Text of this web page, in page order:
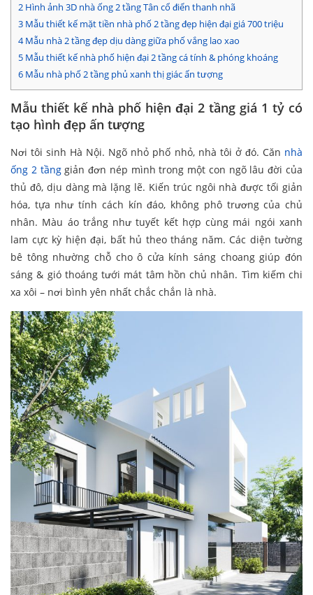
2 Hình ảnh 3D nhà ống 2 tầng Tân cổ điển thanh nhã
3 Mẫu thiết kế mặt tiền nhà phố 2 tầng đẹp hiện đại giá 700 triệu
4Mẫu nhà 2 tầng đẹp dịu dàng giữa phố vắng lao xao
5 Mẫu thiết kế nhà phố hiện đại 2 tầng cá tính & phóng khoáng
6 Mẫu nhà phố 2 tầng phủ xanh thị giác ấn tượng
Mẫu thiết kế nhà phố hiện đại 2 tầng giá 1 tỷ có
tạo hình đẹp ấn tượng
Nơi tôi sinh Hà Nội. Ngõ nhỏ phố nhỏ, nhà tôi ở đó. Căn nhà
ống 2 tầnggiản đơn nép mình trong một con ngõ lâu đời của
thủ đô, dịu dàng mà lặng lẽ. Kiến trúc ngôi nhà được tối giản
hóa, tựa như tính cách kín đáo, không phô trương của chủ
nhân. Màu áo trắng như tuyết kết hợp cùng mái ngói xanh
lam cực kỳ hiện đại, bất hủ theo tháng năm. Các diện tường
bê tông nhường chỗ cho ô cửa kính sáng choang giúp đón
sáng & gió thoáng tưới mát tâm hồn chủ nhân. Tìm kiếm chi
xa xôi – nơi bình yên nhất chắc chắn là nhà.